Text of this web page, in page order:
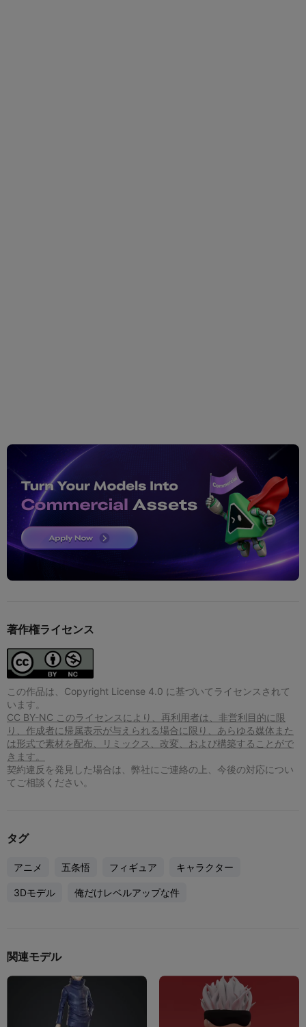
著作権ライセンス
この作品は、Copyright License 4.0 に基づいてライセンスされて
います。
CC BY-NC このライセンスにより、再利用者は、非営利目的に限
り、作成者に帰属表示が与えられる場合に限り、あらゆる媒体また
は形式で素材を配布、リミックス、改変、および構築することがで
きます。
契約違反を発見した場合は、弊社にご連絡の上、今後の対応につい
てご相談ください。
タグ
アニメ 五条悟 フィギュア キャラクター
3Dモデル 俺だけレベルアップな件
関連モデル